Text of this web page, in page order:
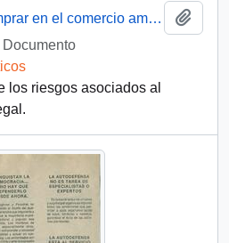
¿Porque no debes comprar en el comercio ambulante ilegal?
Documento
los riesgos asociados al